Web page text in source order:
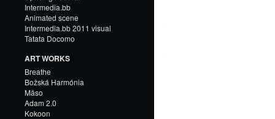
Intermedia.bb
Animated scene
Intermedia.bb 2011 visual
Tatata Docomo
ART WORKS
Breathe
Božská Harmónia
Mäso
Adam 2.0
Kokoon